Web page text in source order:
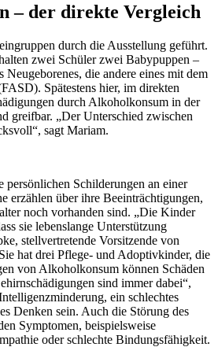
– der direkte Vergleich
durch die Ausstellung geführt.
zwei Schüler zwei Babypuppen –
Neugeborenes, die andere eines mit dem
Spätestens hier, im direkten
durch Alkoholkonsum in der
greifbar. „Der Unterschied zwischen
sagt Mariam.
Schilderungen an einer
erzählen über ihre Beeinträchtigungen,
noch vorhanden sind. „Die Kinder
sie lebenslange Unterstützung
stellvertretende Vorsitzende von
hat drei Pflege- und Adoptivkinder, die
von Alkoholkonsum können Schäden
sind immer dabei“,
ein schlechtes
Denken sein. Auch die Störung des
Symptomen, beispielsweise
oder schlechte Bindungsfähigkeit.